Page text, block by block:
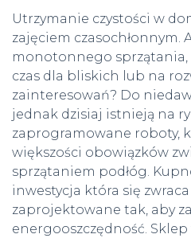
Utrzymanie czystości w
zajęciem czasochłonnym.
monotonnego sprzątania,
czas dla bliskich lub na
zainteresowań? Do
jednak dzisiaj istnieją na
zaprogramowane roboty,
większości obowiązków
sprzątaniem podłóg.
inwestycja która się zwraca
zaprojektowane tak, aby
energooszczędność.